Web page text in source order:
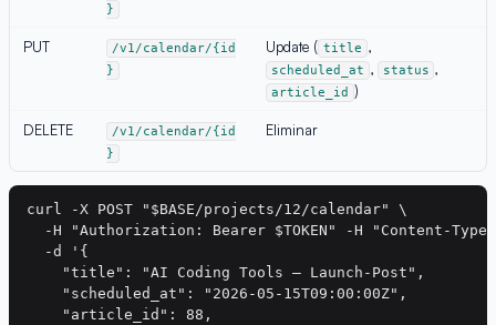
}
PUT
/v1/calendar/{id
}
Update ( title ,
scheduled_at , status ,
article_id )
DELETE
/v1/calendar/{id
}
Eliminar
curl -X POST "$BASE/projects/12/calendar" \
-H "Authorization: Bearer $TOKEN" -H "Content-
  -d '{
    "title": "AI Coding Tools — Launch-Post",
    "scheduled_at": "2026-05-15T09:00:00Z",
    "article_id": 88,